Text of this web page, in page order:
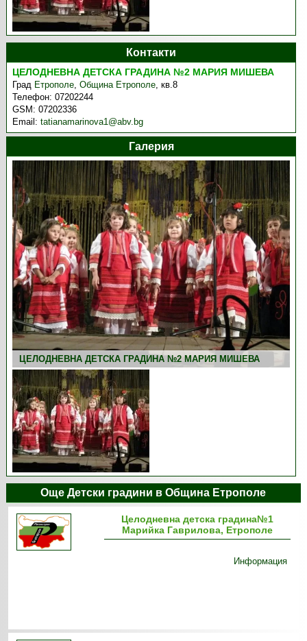
Контакти
ЦЕЛОДНЕВНА ДЕТСКА ГРАДИНА №2 МАРИЯ МИШЕВА
Град Етрополе,Община Етрополе,кв.8
Телефон:07202244
GSM:07202336
Email:tatianamarinova1@abv.bg
Галерия
ЦЕЛОДНЕВНА ДЕТСКА ГРАДИНА №2 МАРИЯ МИШЕВА
Още Детски градини в Община Етрополе
Цeлодневна детска градина№1
Марийка Гаврилова, Етрополе
Информация